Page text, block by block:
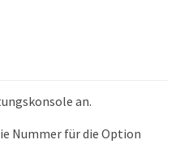
an.
Nummer für die Option